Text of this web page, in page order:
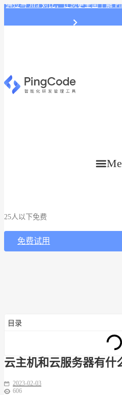
通过与 Jira 对比，让您更全面了解
25人以下免费
免费试用
目录
云主机和云服务器有什
2023-02-03
606